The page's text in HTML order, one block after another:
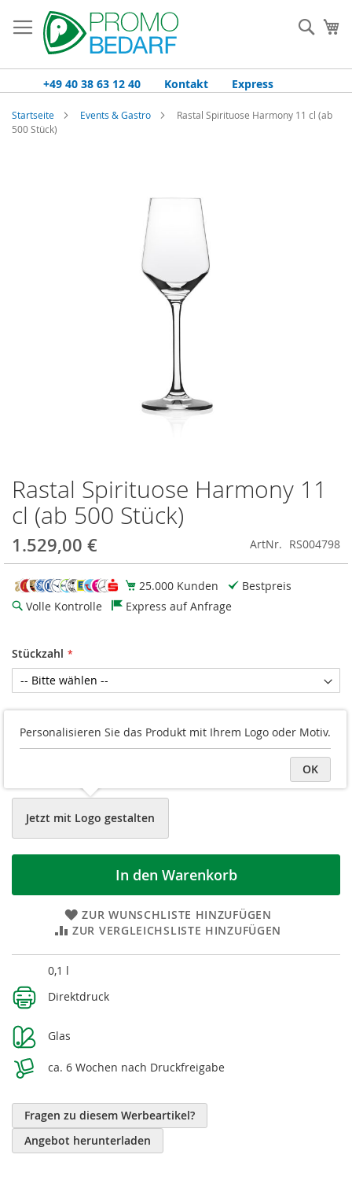
Inhalt
springen
+49 40 38 63 12 40 Kontakt Express
Startseite Events & Gastro
Rastal Spirituose Harmony 11 cl (ab
500 Stück)
Rastal Spirituose Harmony 11
cl (ab 500 Stück)
1.529,00 € ArtNr. RS004798
25.000 Kunden
Bestpreis
Volle Kontrolle
Express auf Anfrage
Stückzahl
Druckvorschau
Jetzt mit Logo gestalten
In den Warenkorb
ZUR WUNSCHLISTE HINZUFÜGEN
ZUR VERGLEICHSLISTE HINZUFÜGEN
Informationen
0,1 l
Direktdruck
Glas
ca. 6 Wochen nach Druckfreigabe
Fragen zu diesem Werbeartikel?
Angebot herunterladen
Zum
Anfang
der
Bildgalerie
springen
Personalisieren Sie das Produkt mit Ihrem Logo oder Motiv.
OK